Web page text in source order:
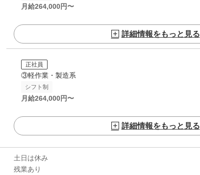
月給264,000円〜
詳細情報をもっと見る
正社員
③軽作業・製造系
シフト制
月給264,000円〜
詳細情報をもっと見る
土日は休み
残業あり